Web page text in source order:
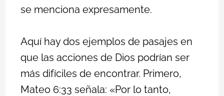
se menciona expresamente.
Aquí hay dos ejemplos de pasajes en
que las acciones de Dios podrían ser
más difíciles de encontrar. Primero,
Mateo 6:33 señala: «Por lo tanto,